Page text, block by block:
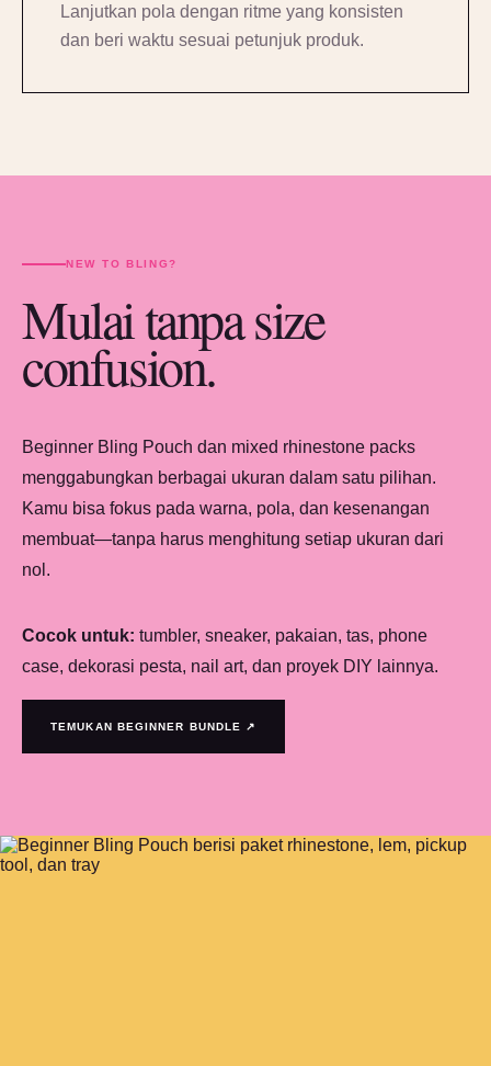
Lanjutkan pola dengan ritme yang konsisten
dan beri waktu sesuai petunjuk produk.
NEW TO BLING?
Mulai tanpa size
confusion.
Beginner Bling Pouch dan mixed rhinestone packs
menggabungkan berbagai ukuran dalam satu pilihan.
Kamu bisa fokus pada warna, pola, dan kesenangan
membuat—tanpa harus menghitung setiap ukuran dari
nol.
Cocok untuk: tumbler, sneaker, pakaian, tas, phone
case, dekorasi pesta, nail art, dan proyek DIY lainnya.
TEMUKAN BEGINNER BUNDLE ↗